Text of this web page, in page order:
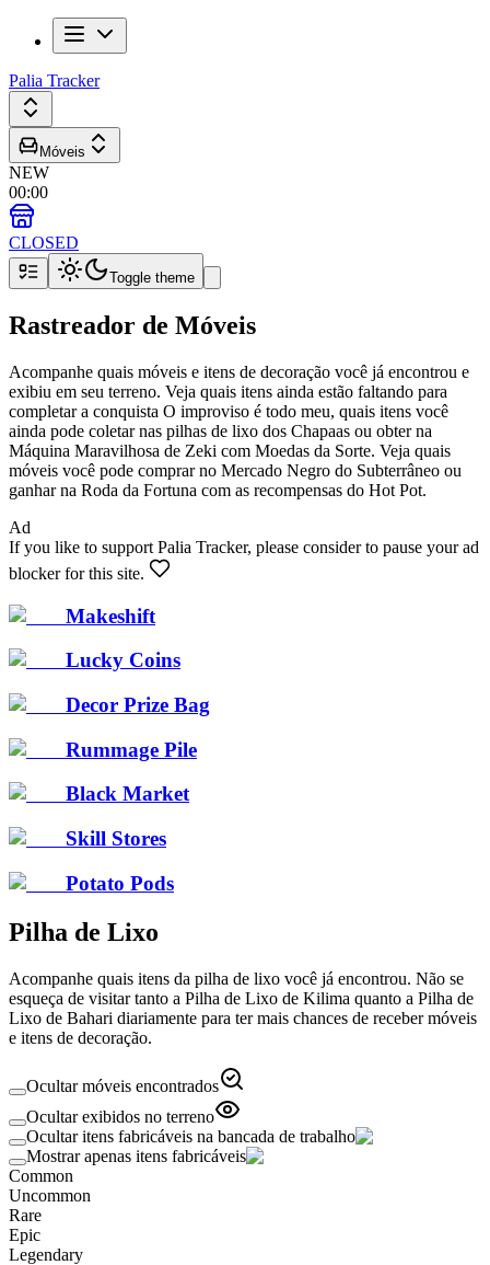
Palia Tracker
Móveis
NEW
00:00
CLOSED
Toggle theme
Rastreador de Móveis
Acompanhe quais móveis e itens de decoração você já encontrou e
exibiu em seu terreno. Veja quais itens ainda estão faltando para
completar a conquista O improviso é todo meu, quais itens você
ainda pode coletar nas pilhas de lixo dos Chapaas ou obter na
Máquina Maravilhosa de Zeki com Moedas da Sorte. Veja quais
móveis você pode comprar no Mercado Negro do Subterrâneo ou
ganhar na Roda da Fortuna com as recompensas do Hot Pot.
Ad
If you like to support Palia Tracker, please consider to pause your ad
blocker for this site.
Makeshift
Lucky Coins
Decor Prize Bag
Rummage Pile
Black Market
Skill Stores
Potato Pods
Pilha de Lixo
Acompanhe quais itens da pilha de lixo você já encontrou. Não se
esqueça de visitar tanto a Pilha de Lixo de Kilima quanto a Pilha de
Lixo de Bahari diariamente para ter mais chances de receber móveis
e itens de decoração.
Ocultar móveis encontrados
Ocultar exibidos no terreno
Ocultar itens fabricáveis na bancada de trabalho
Mostrar apenas itens fabricáveis
Common
Uncommon
Rare
Epic
Legendary